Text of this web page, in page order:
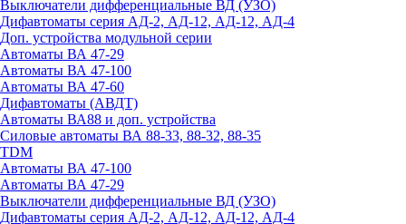
Выключатели дифференциальные ВД (УЗО)
Дифавтоматы серия АД-2, АД-12, АД-12, АД-4
Доп. устройства модульной серии
Автоматы ВА 47-29
Автоматы ВА 47-100
Автоматы ВА 47-60
Дифавтоматы (АВДТ)
Автоматы ВА88 и доп. устройства
Силовые автоматы ВА 88-33, 88-32, 88-35
TDM
Автоматы ВА 47-100
Автоматы ВА 47-29
Выключатели дифференциальные ВД (УЗО)
Дифавтоматы серия АД-2, АД-12, АД-12, АД-4